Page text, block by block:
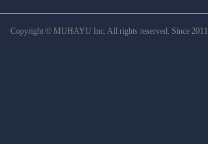
Copyright © MUHAYU Inc. All rights reserved. Since 2011